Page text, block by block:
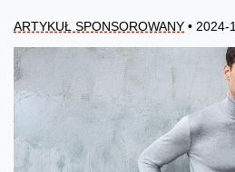
ARTYKUŁ SPONSOROWANY • 2024-